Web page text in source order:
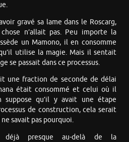
gravé sa lame dans le Roscarg,
n’allait pas. Peu importe la
un Mamono, il en consomme
utilise la magie. Mais il sentait
se passait dans ce processus.
une fraction de seconde de délai
était consommé et celui où il
suppose qu’il y avait une étape
de construction, cela serait
savait pas pourquoi.
déjà presque au-delà de la